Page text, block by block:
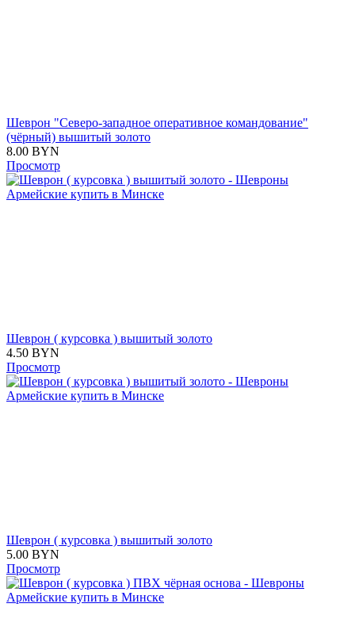
Шеврон "Северо-западное оперативное командование"
(чёрный) вышитый золото
8.00 BYN
Просмотр
Шеврон ( курсовка ) вышитый золото
4.50 BYN
Просмотр
Шеврон ( курсовка ) вышитый золото
5.00 BYN
Просмотр